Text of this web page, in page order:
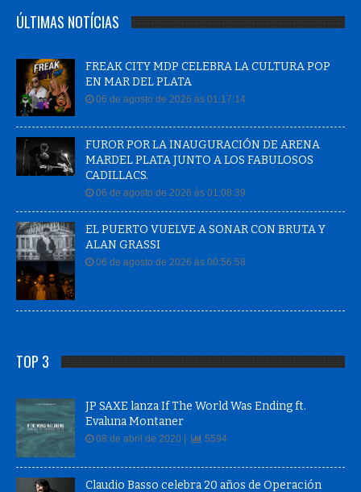
ÚLTIMAS NOTÍCIAS
FREAK CITY MDP CELEBRA LA CULTURA POP
EN MAR DEL PLATA
06 de agosto de 2026 às 01:17:14
FUROR POR LA INAUGURACIÓN DE ARENA
MARDEL PLATA JUNTO A LOS FABULOSOS
CADILLACS.
06 de agosto de 2026 às 01:08:39
EL PUERTO VUELVE A SONAR CON BRUTA Y
ALAN GRASSI
06 de agosto de 2026 às 00:56:58
TOP 3
JP SAXE lanza If The World Was Ending ft.
Evaluna Montaner
08 de abril de 2020 | 5594
Claudio Basso celebra 20 años de Operación